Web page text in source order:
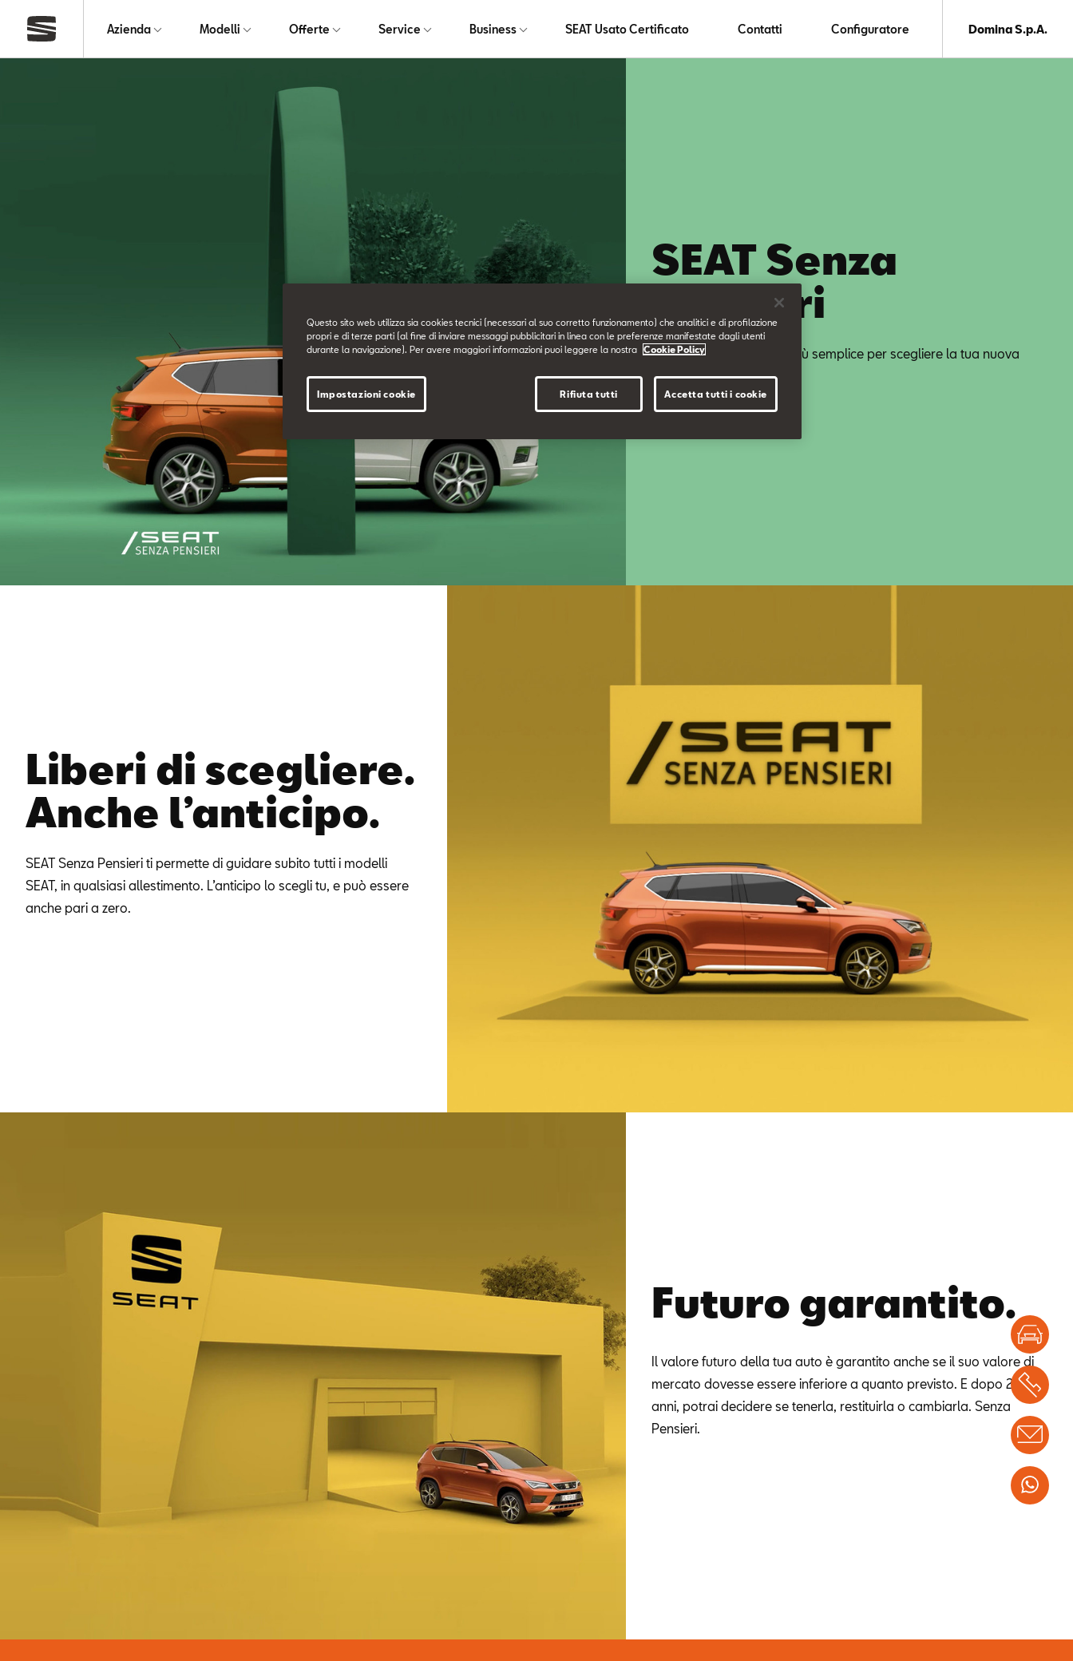
Azienda Modelli Offerte Service Business SEAT Usato Certificato Contatti Configuratore Domina S.p.A.
SEAT Senza
Pensieri
La soluzione d’acquisto più semplice per scegliere la tua nuova
SEAT senza rinunce.
Liberi di scegliere.
Anche l’anticipo.
SEAT Senza Pensieri ti permette di guidare subito tutti i modelli
SEAT, in qualsiasi allestimento. L’anticipo lo scegli tu, e può essere
anche pari a zero.
Futuro garantito.
Il valore futuro della tua auto è garantito anche se il suo valore di
mercato dovesse essere inferiore a quanto previsto. E dopo 2 o 3
anni, potrai decidere se tenerla, restituirla o cambiarla. Senza
Pensieri.
Questo sito web utilizza sia cookies tecnici (necessari al suo corretto funzionamento) che analitici e di profilazione
propri e di terze parti (al fine di inviare messaggi pubblicitari in linea con le preferenze manifestate dagli utenti
durante la navigazione). Per avere maggiori informazioni puoi leggere la nostra
Cookie Policy
Rifiuta tutti Accetta tutti i cookie
Impostazioni cookie